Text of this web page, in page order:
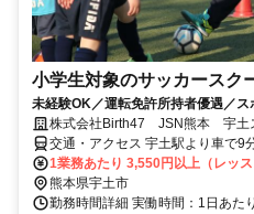
小学生対象のサッカースク
未経験OK／運転免許所持者優遇／
株式会社Birth47 JSN熊本 宇土
交通・アクセス 宇土駅より車で9
1業務あたり 3,550円以上（レッス
熊本県宇土市
勤務時間詳細 実働時間：1日あた